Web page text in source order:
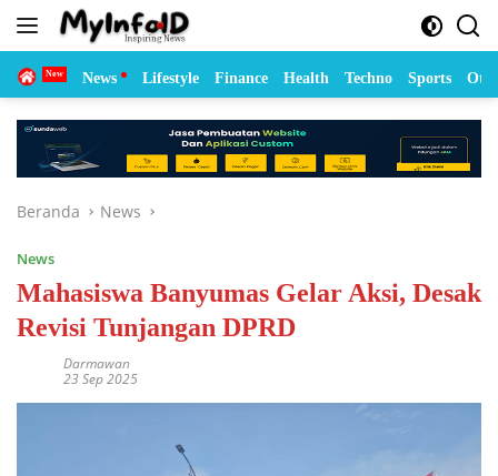
Langsung
Home News Lifestyle Finance Health Techno Sports
Beranda News
News
Mahasiswa Banyumas Gelar Aksi, Desak
Revisi Tunjangan DPRD
Darmawan
23 Sep 2025